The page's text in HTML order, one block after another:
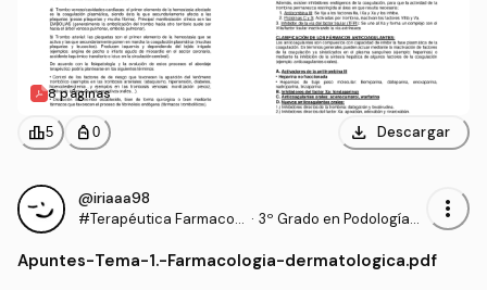
8 páginas
leaderboard5 personal_bag 0 download Descargar
@iriaaa98
#Terapéutica Farmacol
· 3º Grado en Podología
more_vert
Apuntes-Tema-1.-Farmacologia-dermatologica.pdf